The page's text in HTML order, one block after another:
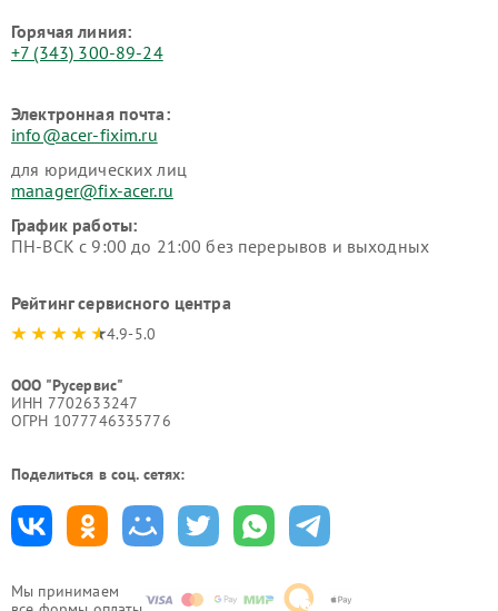
Мы принимаем
Горячая линия:
+7 (343) 300-89-24
Электронная почта:
info@acer-fixim.ru
для юридических лиц
manager@fix-acer.ru
График работы:
ПН-ВСК с 9:00 до 21:00 без перерывов и выходных
Рейтинг сервисного центра
4.9-5.0
ООО "Русервис"
ИНН 7702633247
ОГРН 1077746335776
Поделиться в соц. сетях: